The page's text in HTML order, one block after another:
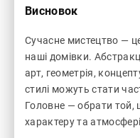
Висновок
Сучасне мистецтво —
наші домівки.
арт, геометрія,
стилі можуть стати
Головне — обрати той,
характеру та